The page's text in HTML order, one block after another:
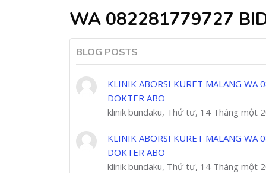
WA 082281779727
BLOG POSTS
KLINIK ABORSI KURET MALANG
DOKTER ABO
klinik bundaku, Thứ tư, 14 Tháng một
KLINIK ABORSI KURET MALANG
DOKTER ABO
klinik bundaku, Thứ tư, 14 Tháng một